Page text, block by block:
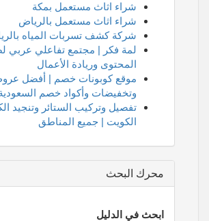
شراء اثاث مستعمل بمكة
شراء اثاث مستعمل بالرياض
شركة كشف تسربات المياه
لمة فكر | مجتمع تفاعلي عربي
المحتوى وريادة الأعمال
موقع كوبونات خصم | أفضل
وتخفيضات وأكواد خصم
تفصيل وتركيب الستائر وتنجيد
الكويت | جميع المناطق
محرك البحث
ابحث في الدليل